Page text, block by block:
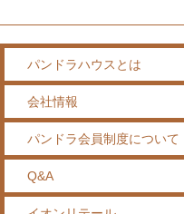
パンドラハウスとは
会社情報
パンドラ会員制度について
Q&A